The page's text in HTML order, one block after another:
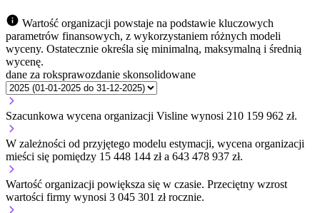
Wartość organizacji powstaje na podstawie kluczowych
parametrów finansowych, z wykorzystaniem różnych modeli
wyceny. Ostatecznie określa się minimalną, maksymalną i średnią
wycenę.
dane za roksprawozdanie skonsolidowane
Szacunkowa wycena organizacji Visline wynosi 210 159 962 zł.
W zależności od przyjętego modelu estymacji, wycena organizacji
mieści się pomiędzy 15 448 144 zł a 643 478 937 zł.
Wartość organizacji powiększa się w czasie. Przeciętny wzrost
wartości firmy wynosi 3 045 301 zł rocznie.